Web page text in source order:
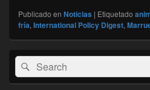
Publicado en Noticias | Etiquetado
fría,International Policy Digest,
El
área
de
Buscar
por:
Buscar